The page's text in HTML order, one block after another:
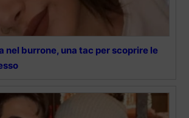
nel burrone, una tac per scoprire le